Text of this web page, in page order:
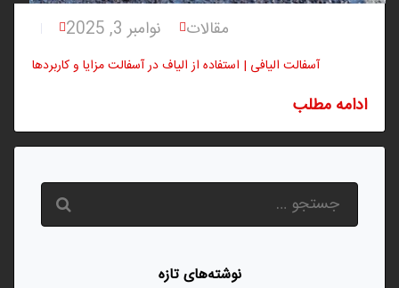
نوامبر 3, 2025 مقالات
آسفالت الیافی | استفاده از الیاف در آسفالت مزایا و کاربردها
ادامه مطلب
نوشته‌های تازه